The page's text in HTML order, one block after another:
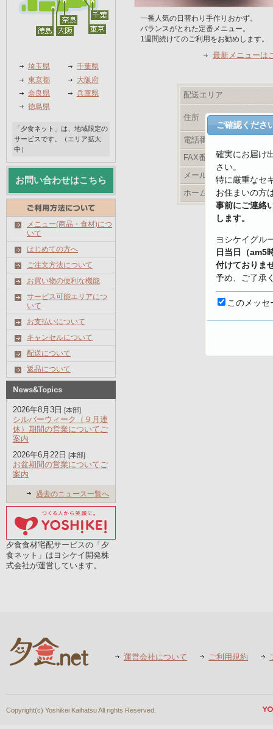
一番人気の日替わり手作りおかず。
バランスがとれた定番メニュー。
1週間続けてのご利用をお勧めします。
最新メニューは
配送エリア
住所
電話番号
FAX番号
メールアドレス
ホームページ
埼玉県
千葉県
東京都
大阪府
奈良県
兵庫県
徳島県
「夕食ネット」は、地域限定の
サービスです。（エリア拡大
中）
お問い合わせはこちら
メニュー(商品・食材)につ
いて
はじめての方へ
ご注文方法について
お買い物の便利な機能
サービス可能エリアにつ
いて
お支払いについて
キャンセルについて
配送について
返品について
2026年8月3日 [本部]
シルバーウィーク（９月連
休）期間の営業についてご
案内
2026年6月22日 [本部]
お盆期間の営業についてご
案内
過去のニュース一覧へ
夕食食材宅配サービスの「夕
食ネット」はヨシケイ開発株
式会社が運営しています。
運営会社について ご利用規約
Copyright(c) Yoshikei Kaihatsu All rights Reserved.
ご確認くださ
確実にお届け
さい。
特に厳重なセ
お住まいの方
事前にご連絡
します。
ヨシケイグル
日当日（am5
付けておりま
予め、ご了承
【キャンセル
このメッ